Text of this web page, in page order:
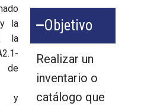
la
la
de
y
Objetivo
Realizar un
inventario o
catálogo que